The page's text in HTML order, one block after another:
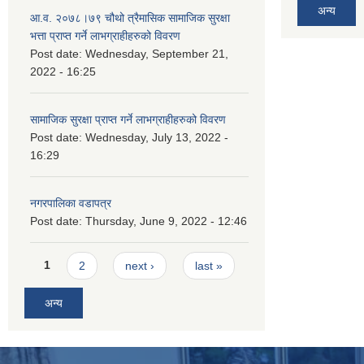
आ.व. २०७८।७९ चौथो त्रैमासिक सामाजिक सुरक्षा
भत्ता प्राप्त गर्ने लाभग्राहीहरुको विवरण
Post date: Wednesday, September 21,
2022 - 16:25
सामाजिक सुरक्षा प्राप्त गर्ने लाभग्राहीहरुको विवरण
Post date: Wednesday, July 13, 2022 -
16:29
नगरपालिका वडापत्र
Post date: Thursday, June 9, 2022 - 12:46
Pages
1 2 next › last »
अन्य
अन्य